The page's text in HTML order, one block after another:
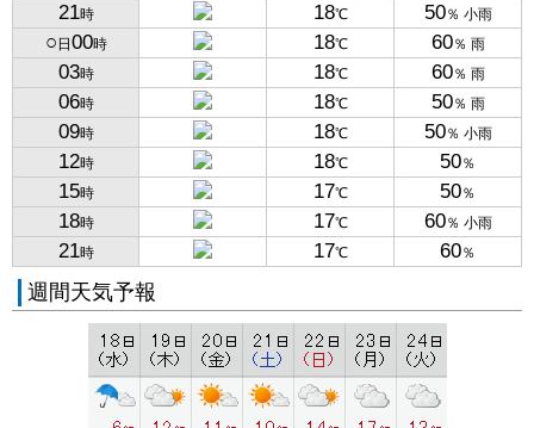
21時 18℃ 50％ 小雨
○ 日 00時 18℃ 60％ 雨
03時 18℃ 60％ 雨
06時 18℃ 50％ 雨
09時 18℃ 50％ 小雨
12時 18℃ 50％
15時 17℃ 50％
18時 17℃ 60％ 小雨
21時 17℃ 60％
週間天気予報